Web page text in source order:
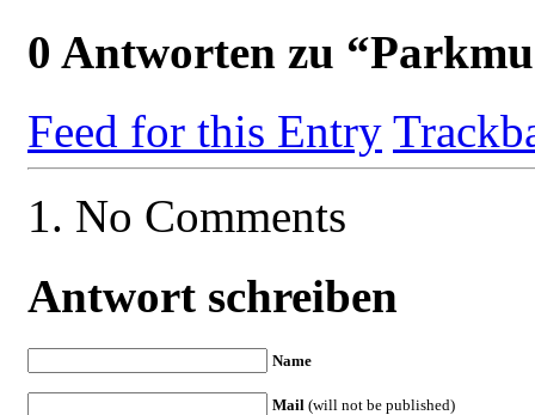
0 Antworten zu
Feed for this Entry
No Comments
Antwort schreiben
Name
Mail (will not be published)